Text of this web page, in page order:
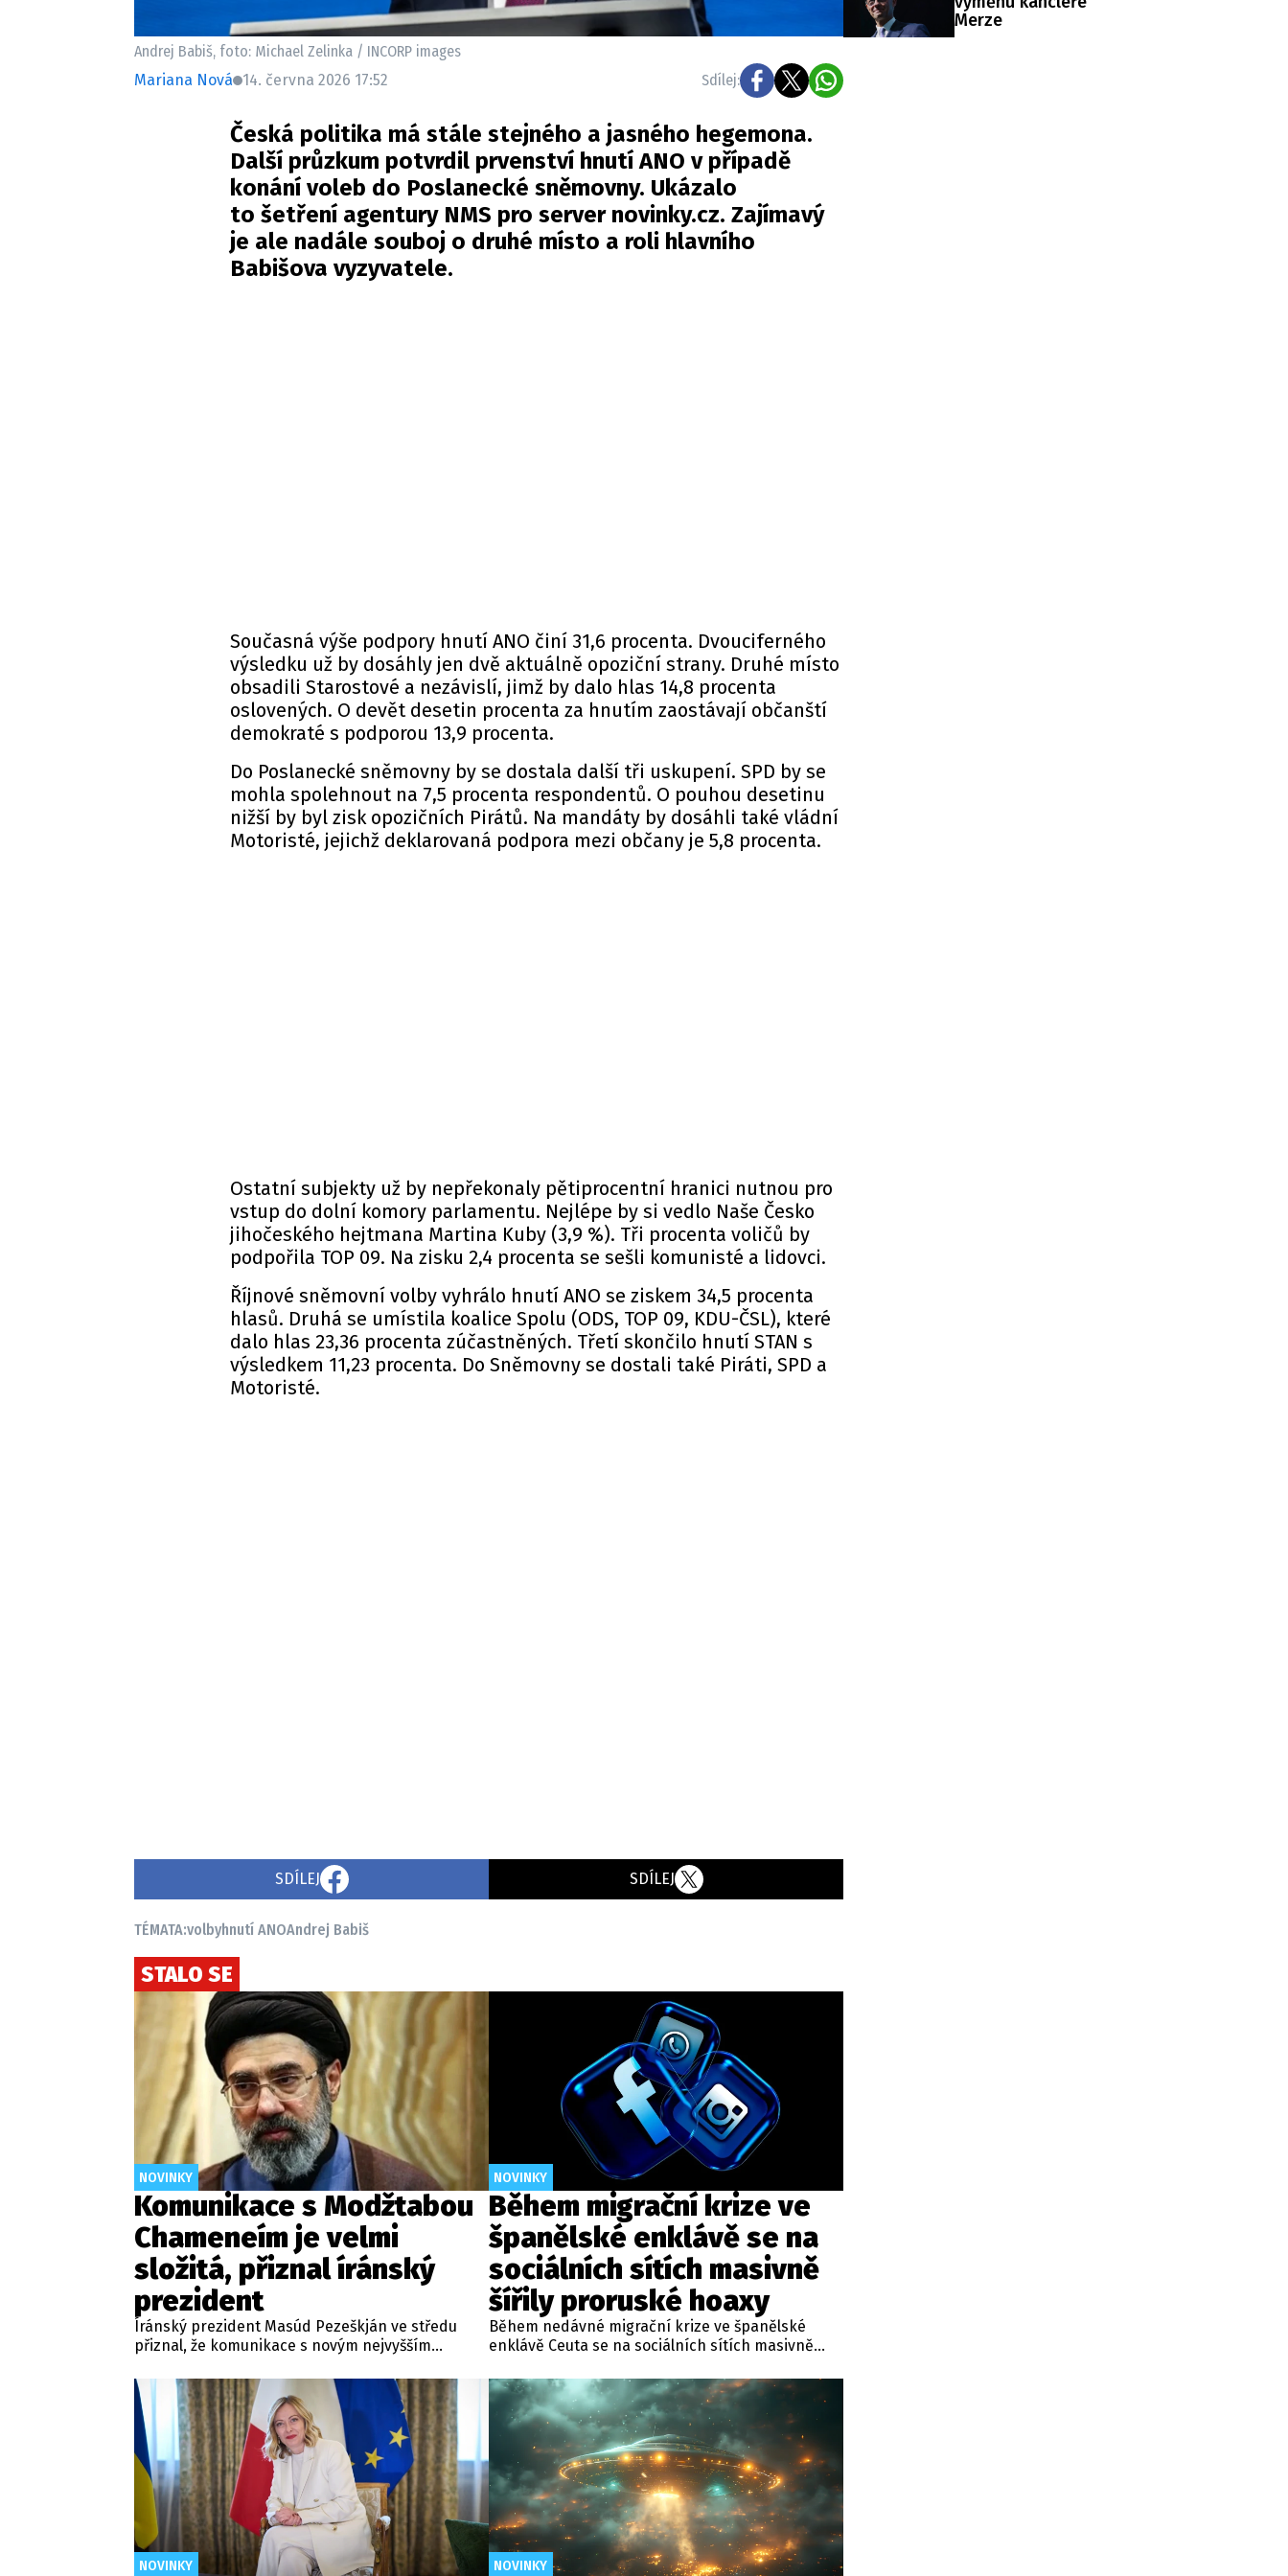
Andrej Babiš, foto: Michael Zelinka / INCORP images
Mariana Nová
14. června 2026 17:52 Sdílej:
Česká politika má stále stejného a jasného hegemona.
Další průzkum potvrdil prvenství hnutí ANO v případě
konání voleb do Poslanecké sněmovny. Ukázalo
to šetření agentury NMS pro server novinky.cz. Zajímavý
je ale nadále souboj o druhé místo a roli hlavního
Babišova vyzyvatele.
Současná výše podpory hnutí ANO činí 31,6 procenta. Dvouciferného
výsledku už by dosáhly jen dvě aktuálně opoziční strany. Druhé místo
obsadili Starostové a nezávislí, jimž by dalo hlas 14,8 procenta
oslovených. O devět desetin procenta za hnutím zaostávají občanští
demokraté s podporou 13,9 procenta.
Do Poslanecké sněmovny by se dostala další tři uskupení. SPD by se
mohla spolehnout na 7,5 procenta respondentů. O pouhou desetinu
nižší by byl zisk opozičních Pirátů. Na mandáty by dosáhli také vládní
Motoristé, jejichž deklarovaná podpora mezi občany je 5,8 procenta.
Ostatní subjekty už by nepřekonaly pětiprocentní hranici nutnou pro
vstup do dolní komory parlamentu. Nejlépe by si vedlo Naše Česko
jihočeského hejtmana Martina Kuby (3,9 %). Tři procenta voličů by
podpořila TOP 09. Na zisku 2,4 procenta se sešli komunisté a lidovci.
Říjnové sněmovní volby vyhrálo hnutí ANO se ziskem 34,5 procenta
hlasů. Druhá se umístila koalice Spolu (ODS, TOP 09, KDU-ČSL), které
dalo hlas 23,36 procenta zúčastněných. Třetí skončilo hnutí STAN s
výsledkem 11,23 procenta. Do Sněmovny se dostali také Piráti, SPD a
Motoristé.
SDÍLEJ SDÍLEJ
TÉMATA:volbyhnutí ANOAndrej Babiš
STALO SE
NOVINKY
Komunikace s Modžtabou
Chameneím je velmi
složitá, přiznal íránský
prezident
Íránský prezident Masúd Pezeškján ve středu
přiznal, že komunikace s novým nejvyšším
době velmi složitá. Hlavní představitel země se
totiž od svého nástupu do funkce na veřejnosti
neukázal, k čemuž přispělo jeho zranění z
nedávného americko-izraelského úderu, při němž
zahynul jeho otec.
NOVINKY
Během migrační krize ve
španělské enklávě se na
sociálních sítích masivně
šířily proruské hoaxy
Během nedávné migrační krize ve španělské
enklávě Ceuta se na sociálních sítích masivně
Analýza skupiny pro boj proti dezinformacím 411
ukázala, že účty spojené s ruskými strukturami
oslovily v prvních dnech krize statisíce lidí.
NOVINKY NOVINKY
Merze